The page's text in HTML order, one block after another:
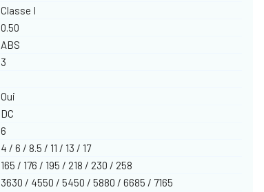
Classe I
0.50
ABS
3
Oui
DC
6
4 / 6 / 8.5 / 11 / 13 / 17
165 / 176 / 195 / 218 / 230 / 258
3630 / 4550 / 5450 / 5880 / 6685 / 7165